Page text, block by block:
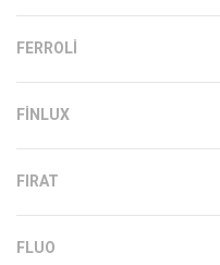
FERROLI
FINLUX
FIRAT
FLUO